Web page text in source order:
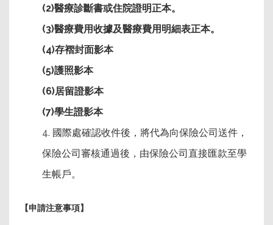
(2)醫療診斷書或住院證明正本。
(3)醫療費用收據及醫療費用明細表正本。
(4)存褶封面影本
(5)護照影本
(6)居留證影本
(7)學生證影本
4. 國際處確認收件後，將代為向保險公司送件，
保險公司審核通過後，由保險公司直接匯款至學
生帳戶。
【申請注意事項】